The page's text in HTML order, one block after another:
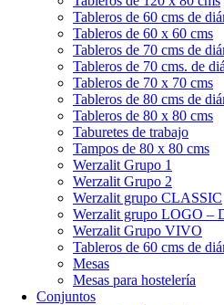
Tableros de 60 cms de
Tableros de 60 x 60 cms
Tableros de 70 cms de
Tableros de 70 cms. de
Tableros de 70 x 70 cms
Tableros de 80 cms de
Tableros de 80 x 80 cms
Taburetes de trabajo
Tampos de 80 x 80 cms
Werzalit Grupo 1
Werzalit Grupo 2
Werzalit grupo CLASSIC
Werzalit grupo LOGO –
Werzalit Grupo VIVO
Tableros de 60 cms de
Mesas
Mesas para hostelería
Conjuntos